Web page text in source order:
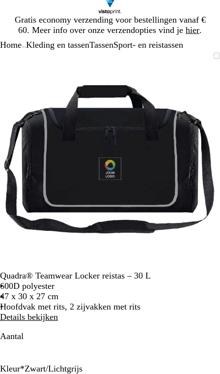
Gratis economy verzending voor bestellingen vanaf €
60. Meer info over onze verzendopties vind je hier.
1
Home Kleding en tassenTassenSport- en reistassen
te
vouwen
mintoetsen
om
te
en
pijltjestoetsen
te
zwenken
Quadra® Teamwear Locker reistas – 30 L
600D polyester
47 x 30 x 27 cm
Hoofdvak met rits, 2 zijvakken met rits
Details bekijken
Aantal
Kleur*Zwart/Lichtgrijs